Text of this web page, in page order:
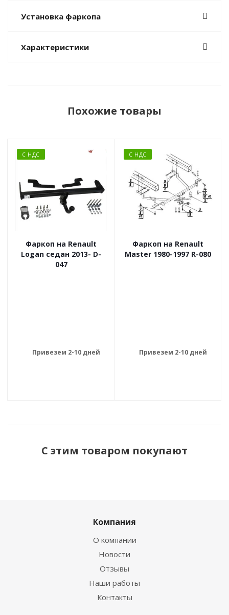
Установка фаркопа
Характеристики
Похожие товары
С НДС
Фаркоп на Renault
Logan седан 2013- D-
047
Привезем 2-10 дней
С НДС
Фаркоп на Renault
Master 1980-1997 R-080
Привезем 2-10 дней
С этим товаром покупают
Компания
О компании
Новости
Отзывы
Наши работы
Контакты